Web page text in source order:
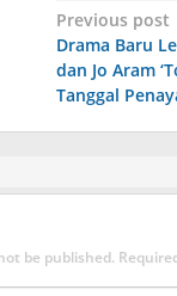
Post
Previous post
Drama Baru
dan Jo Aram
Tanggal
be published.